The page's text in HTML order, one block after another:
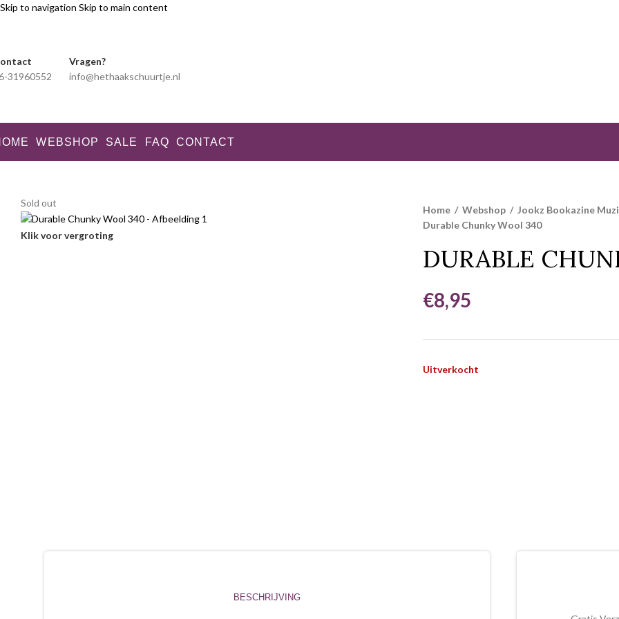
Skip to navigation Skip to main content
31960552
Vragen?
info@hethaakschuurtje.nl
WEBSHOP SALE FAQ CONTACT
Sold out
Klik voor vergroting
Home / Webshop / Jookz Bookazine
Durable Chunky Wool 340
DURABLE
€8,95
Uitverkocht
BESCHRIJVING